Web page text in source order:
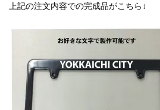
上記の注文内容での完成品がこちら↓